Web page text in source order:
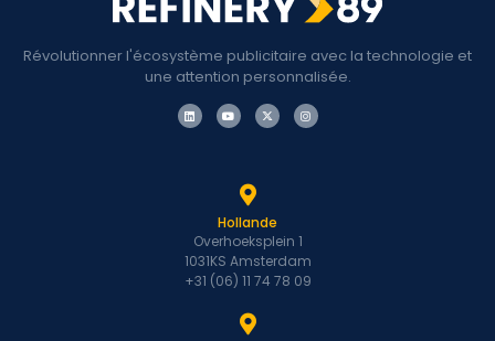
Révolutionner l'écosystème publicitaire avec la technologie et
une attention personnalisée.
Hollande
Overhoeksplein 1
1031KS Amsterdam
+31 (06) 11 74 78 09